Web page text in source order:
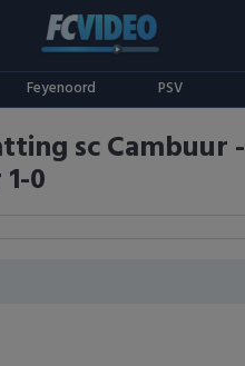
Feyenoord PSV
sc Cambuur -
0